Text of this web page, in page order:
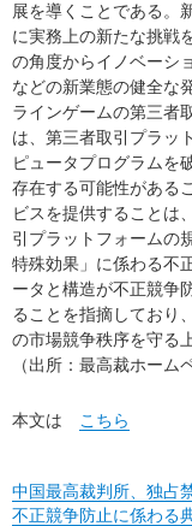
展を導くことである。
に実務上の新たな挑戦
の角度からイノベーシ
などの新業態の健全な
ラインゲームの第三者
は、第三者取引プラッ
ピュータプログラムを
存在する可能性がある
ビスを提供することは
引プラットフォームの
特殊効果」に係わる不
ータと構造が不正競争
ることを指摘しており
の市場競争秩序を守る
（出所：最高裁ホーム
本文は こちら
中国最高裁判所、独占
不正競争防止に係わる